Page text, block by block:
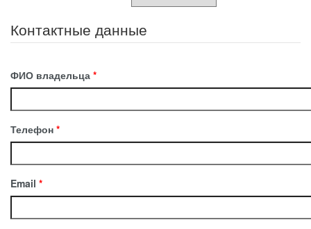
Контактные данные
ФИО владельца *
Телефон *
Email *